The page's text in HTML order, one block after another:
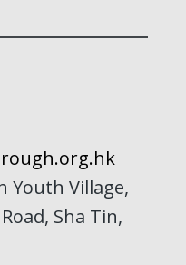
Youth Village,
Sha Tin,